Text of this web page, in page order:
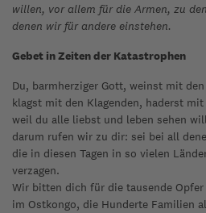
willen, vor allem für die Armen, zu
denen wir für andere einstehen.
Gebet in Zeiten der Katastrophen
Du, barmherziger Gott, weinst mit
klagst mit den Klagenden, haderst mit
weil du alle liebst und leben sehen
darum rufen wir zu dir: sei bei all
die in diesen Tagen in so vielen
verzagen.
Wir bitten dich für die tausende
im Ostkongo, die Hunderte Familien